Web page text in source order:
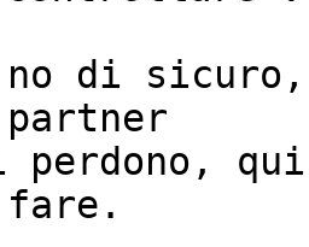
di sicuro,
perdono,